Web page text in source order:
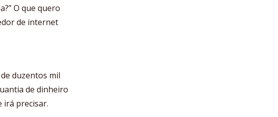
O que quero
de internet
duzentos mil
de dinheiro
irá precisar.